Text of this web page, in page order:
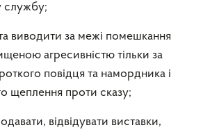
службу;
виводити за межі помешкання
агресивністю тільки за
повідця та намордника і
щеплення проти сказу;
відвідувати виставки,